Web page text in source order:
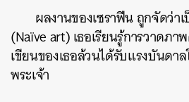
ผลงานของเซราฟีน ถูกจัดว่า
(Naïve art) เธอเรียนรู้การวาดภา
เขียนของเธอล้วนได้รับแรงบันดา
พระเจ้า